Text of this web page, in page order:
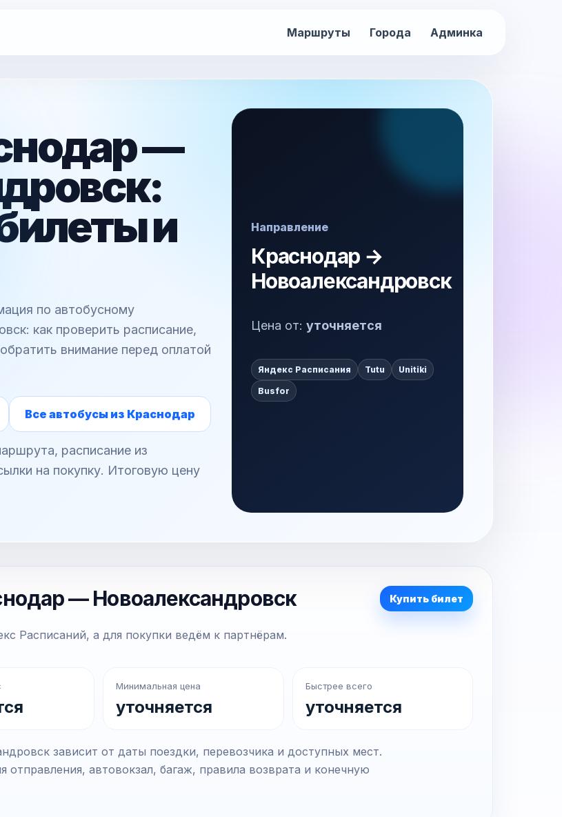
Маршруты Города Админка
—
и
по автобусному
как проверить расписание,
внимание перед оплатой
Все автобусы из Краснодар
расписание из
на покупку. Итоговую цену
Направление
Краснодар →
Новоалександровск
Цена от: уточняется
Яндекс Расписания Tutu Unitiki
Busfor
— Новоалександровск
Расписаний, а для покупки ведём к партнёрам.
Купить билет
Минимальная цена
уточняется
Быстрее всего
уточняется
зависит от даты поездки, перевозчика и доступных мест.
автовокзал, багаж, правила возврата и конечную